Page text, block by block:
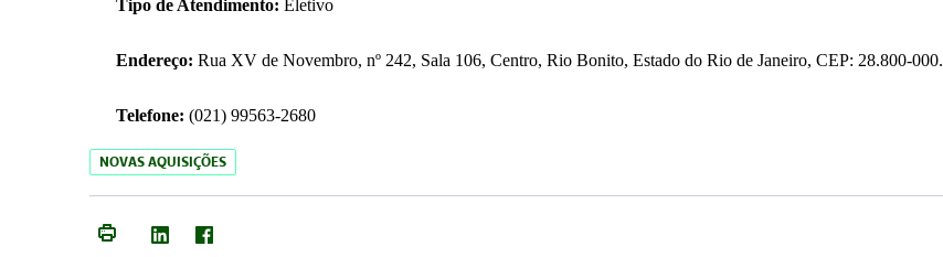
Tipo de Atendimento: Eletivo
Endereço: Rua XV de Novembro, nº 242, Sala 106, Centro, Rio Bonito, Estado do Rio de Janeiro, CEP: 28.800-000.
Telefone: (021) 99563-2680
NOVAS AQUISIÇÕES